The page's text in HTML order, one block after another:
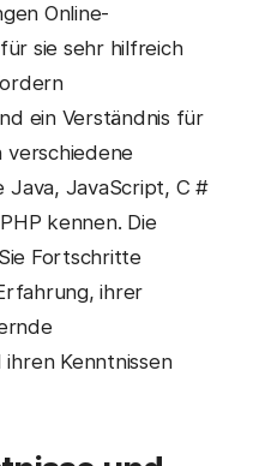
Online-
sie sehr hilfreich
ein Verständnis für
verschiedene
Java, JavaScript, C #
kennen. Die
Fortschritte
ihrer
Kenntnissen